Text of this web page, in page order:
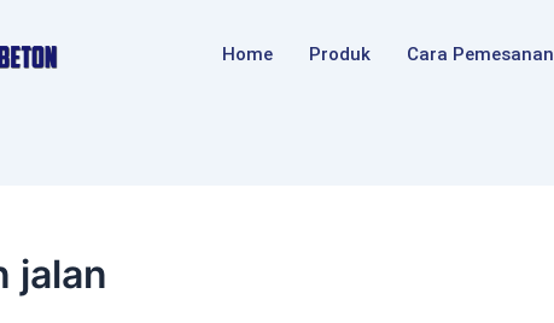
Home Produk Cara Pemesanan
jalan